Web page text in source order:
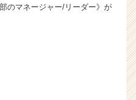
のマネージャー/リーダー》が